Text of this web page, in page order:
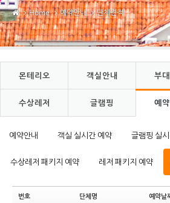
Home 예약안내 단체견적
몬테리오 객실안내 부
수상레저 글램핑 예
예약안내 객실 실시간 예약 글램핑 실
수상레저 패키지 예약 레저 패키지 예약
번호 단체명 예약날